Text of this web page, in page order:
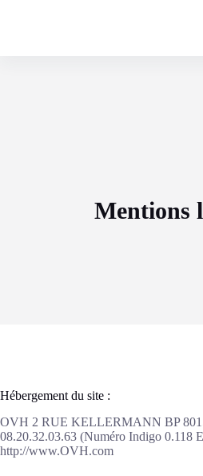
Mentions
Hébergement du site :
OVH 2 RUE KELLERMANN BP
08.20.32.03.63 (Numéro Indigo 0.118
http://www.OVH.com